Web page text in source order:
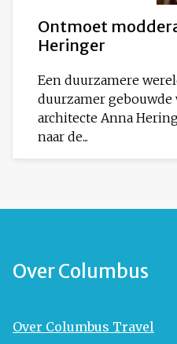
Ontmoet
Heringer
Een duurzamere
duurzamer gebouwde
architecte Anna
naar de...
Over Columbus
Over Columbus Travel